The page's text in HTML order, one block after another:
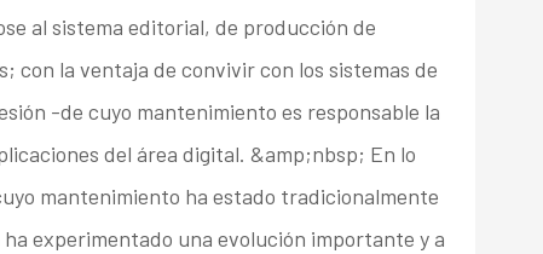
al sistema editorial, de producción de
con la ventaja de convivir con los sistemas de
-de cuyo mantenimiento es responsable la
del área digital. &amp;nbsp; En lo
mantenimiento ha estado tradicionalmente
experimentado una evolución importante y a